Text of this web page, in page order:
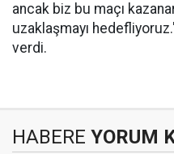
ancak biz bu maçı
uzaklaşmayı
verdi.
HABERE YORUM